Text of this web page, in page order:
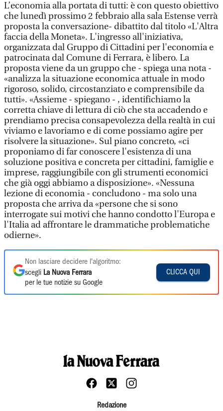
L’economia alla portata di tutti: è con questo obiettivo
che lunedì prossimo 2 febbraio alla sala Estense verrà
proposta la conversazione- dibattito dal titolo «L'Altra
faccia della Moneta». L'ingresso all'iniziativa,
organizzata dal Gruppo di Cittadini per l'economia e
patrocinata dal Comune di Ferrara, è libero. La
proposta viene da un gruppo che - spiega una nota -
«analizza la situazione economica attuale in modo
rigoroso, solido, circostanziato e comprensibile da
tutti». «Assieme - spiegano - , identifichiamo la
corretta chiave di lettura di ciò che sta accadendo e
prendiamo precisa consapevolezza della realtà in cui
viviamo e lavoriamo e di come possiamo agire per
risolvere la situazione». Sul piano concreto, «ci
proponiamo di far conoscere l'esistenza di una
soluzione positiva e concreta per cittadini, famiglie e
imprese, raggiungibile con gli strumenti economici
che già oggi abbiamo a disposizione». «Nessuna
lezione di economia - concludono - ma solo una
proposta che arriva da «persone che si sono
interrogate sui motivi che hanno condotto l'Europa e
l'Italia ad affrontare le drammatiche problematiche
odierne».
Non lasciare decidere l'algoritmo:
scegli La Nuova Ferrara
per le tue notizie su Google
CLICCA QUI
Redazione